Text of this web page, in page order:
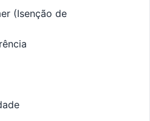
(Isenção de